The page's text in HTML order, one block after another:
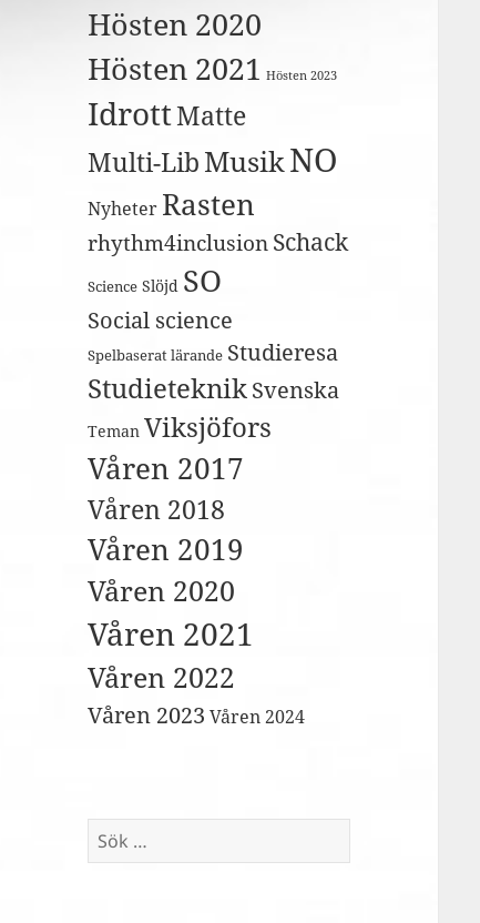
Hösten 2020
Hösten 2021 Hösten 2023
IdrottMatte
Multi-LibMusikNO
Nyheter Rasten
rhythm4inclusion Schack
Science Slöjd SO
Social science
Spelbaserat lärande Studieresa
StudieteknikSvenska
Teman Viksjöfors
Våren 2017
Våren 2018
Våren 2019
Våren 2020
Våren 2021
Våren 2022
Våren 2023 Våren 2024
Sök
efter: